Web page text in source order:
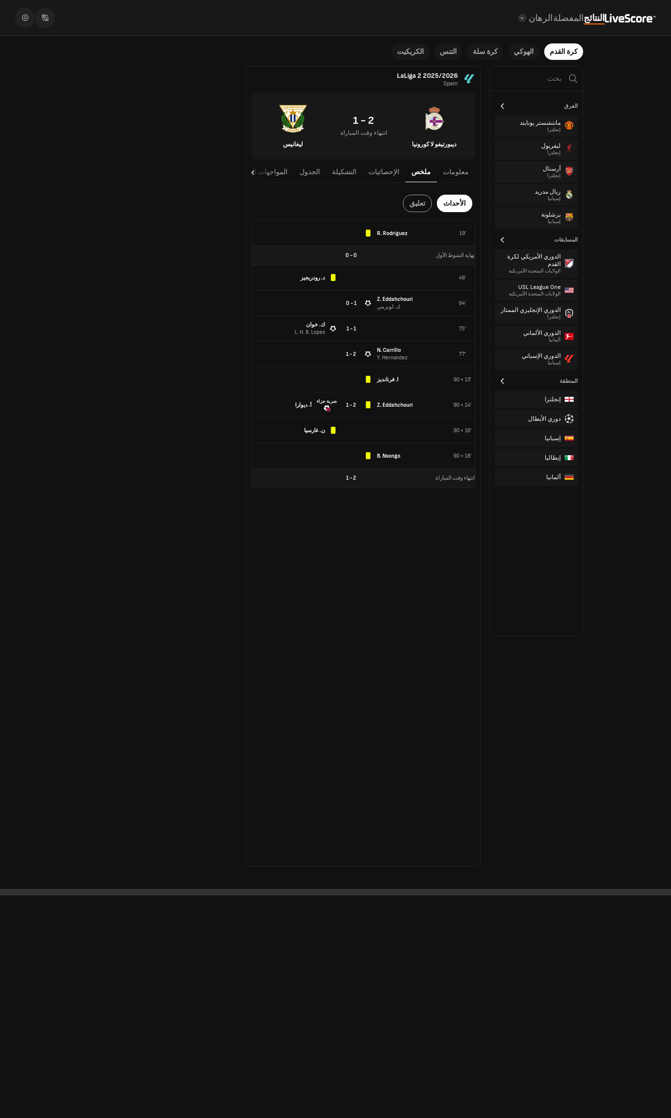
النتائجالمفضلةالرهان
كرة القدم الهوكي كرة سلة التنس الكريكيت
الفرق
مانتشستر يونايتد
إنجلترا
ليفربول
إنجلترا
أرسنال
إنجلترا
ريال مدريد
إسبانيا
برشلونة
إسبانيا
المسابقات
الدوري الأمريكي لكرة
القدم
الولايات المتحدة الأمريكية
USL League One
الولايات المتحدة الأمريكية
الدوري الإنجليزي الممتاز
إنجلترا
الدوري الألماني
ألمانيا
الدوري الإسباني
إسبانيا
المنطقة
إنجلترا
دوري الأبطال
إسبانيا
إيطاليا
ألمانيا
LaLiga 2 2025/2026
Spain
ديبورتيفو لا كورونيا
2 - 1
انتهاء وقت المباراة
ليغانيس
معلومات ملخص الإحصائيات التشكيلة الجدول المواجهات المباشرة
الأحداث تعليق
19'
R. Rodriguez
نهاية الشوط الأول 0
-
0
46' د. رودريجيز
64'
Z. Eddahchouri
ك. لويزمي
1 - 0
75'
1 - 1
ك. خوان
L. H. B. Lopes
77'
N. Carrillo
Y. Hernandez
2 - 1
90 + 13' ا. فرنانديز
90 + 14'
Z. Eddahchouri
2 - 1
ضربة جزاء
أ. ديوارا
90 + 16' ن. غارسيا
90 + 18'
B. Nsongo
انتهاء وقت المباراة 2
-
1